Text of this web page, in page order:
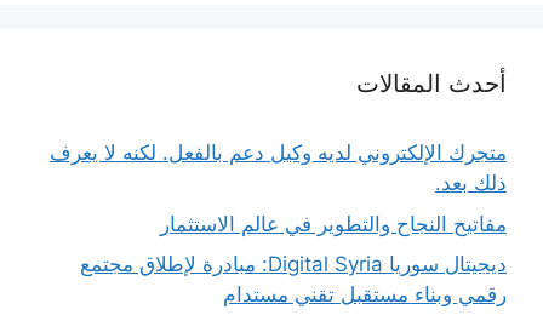
أحدث المقالات
متجرك الإلكتروني لديه وكيل دعم بالفعل. لكنه لا يعرف
ذلك بعد.
مفاتيح النجاح والتطوير في عالم الاستثمار
ديجيتال سوريا Digital Syria: مبادرة لإطلاق مجتمع
رقمي وبناء مستقبل تقني مستدام